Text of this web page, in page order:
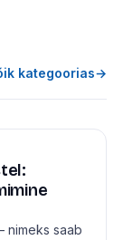
kategoorias→
nimeks saab